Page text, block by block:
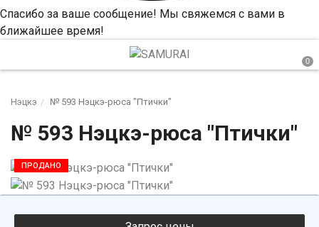
Спасибо за ваше сообщение! Мы свяжемся с вами в
ближайшее время!
Нэцкэ № 593 Нэцкэ-рюса "Птички"
№ 593 Нэцкэ-рюса "Птички"
ПРОДАНО